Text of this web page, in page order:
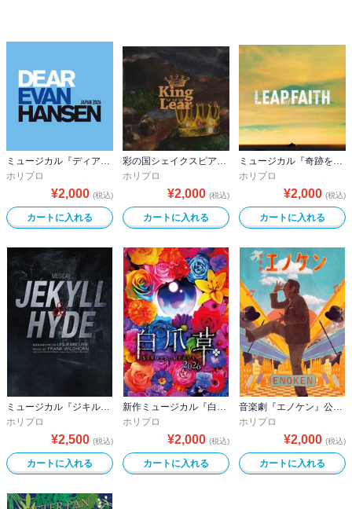
ホリプロ
¥2,000 (税込)
カートに入れる
ホリプロ
¥2,000 (税込)
カートに入れる
ホリプロ
¥2,000 (税込)
カートに入れる
ミュージカル『ジキル＆ハイド』2026ver.公演プログラム
ホリプロ
¥2,500 (税込)
カートに入れる
新作ミュージカル『白爪草』公演プログラム
ホリプロ
¥2,000 (税込)
カートに入れる
音楽劇『エノケン』公演プログラム
ホリプロ
¥2,000 (税込)
カートに入れる